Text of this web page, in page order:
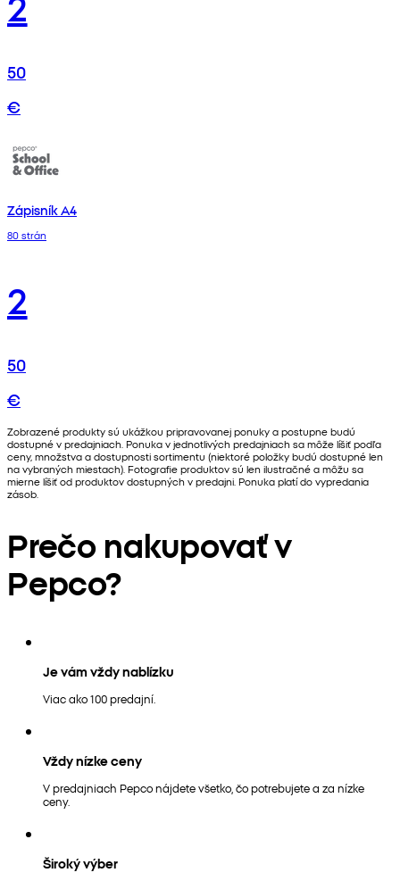
50
€
Zápisník A4
80 strán
2
50
€
Zobrazené produkty sú ukážkou pripravovanej ponuky a postupne budú
dostupné v predajniach. Ponuka v jednotlivých predajniach sa môže líšiť podľa
ceny, množstva a dostupnosti sortimentu (niektoré položky budú dostupné len
na vybraných miestach). Fotografie produktov sú len ilustračné a môžu sa
mierne líšiť od produktov dostupných v predajni. Ponuka platí do vypredania
zásob.
Prečo nakupovať v
Pepco?
Je vám vždy nablízku
Viac ako 100 predajní.
Vždy nízke ceny
V predajniach Pepco nájdete všetko, čo potrebujete a za nízke
ceny.
Široký výber